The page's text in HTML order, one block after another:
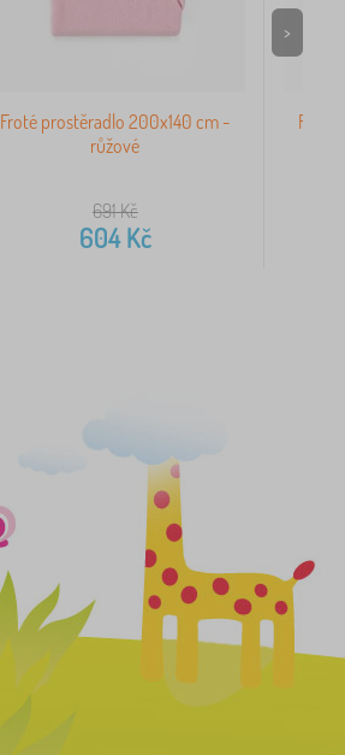
Froté prostěradlo 200x140 cm -
růžové
691Kč
604Kč
Froté
>